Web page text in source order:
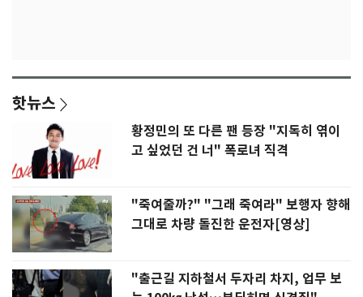
핫뉴스
황정민의 또 다른 팬 등장 "지독히 엮이
고 싶었던 건 너" 폭로녀 직격
"죽여줄까?" "그래 죽여라" 보행자 향해
그대로 차량 돌진한 운전자[영상]
"출근길 지하철서 두자리 차지, 업무 보